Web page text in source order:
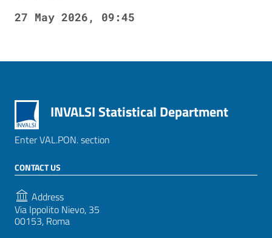
27 May 2026, 09:45
INVALSI Statistical Department
Enter VAL.PON. section
CONTACT US
Address
Via Ippolito Nievo, 35
00153, Roma